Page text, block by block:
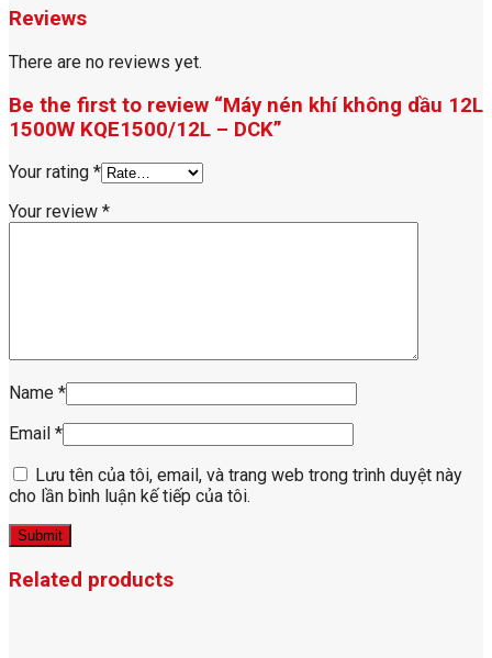
Reviews
There are no reviews yet.
Be the first to review “Máy nén khí không dầu 12L
1500W KQE1500/12L – DCK”
Your rating *
Your review *
Name *
Email *
Lưu tên của tôi, email, và trang web trong trình duyệt này
cho lần bình luận kế tiếp của tôi.
Related products